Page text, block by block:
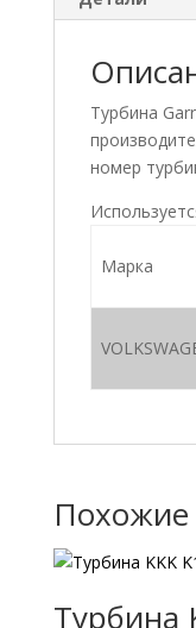
Турбина
номер
Марка
Похожие
Турбина